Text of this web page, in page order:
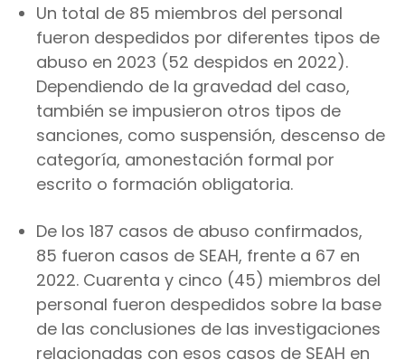
Un total de 85 miembros del personal
fueron despedidos por diferentes tipos de
abuso en 2023 (52 despidos en 2022).
Dependiendo de la gravedad del caso,
también se impusieron otros tipos de
sanciones, como suspensión, descenso de
categoría, amonestación formal por
escrito o formación obligatoria.
De los 187 casos de abuso confirmados,
85 fueron casos de SEAH, frente a 67 en
2022. Cuarenta y cinco (45) miembros del
personal fueron despedidos sobre la base
de las conclusiones de las investigaciones
relacionadas con esos casos de SEAH en